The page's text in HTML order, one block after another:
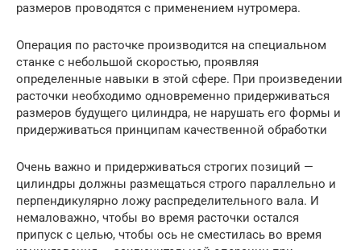
размеров проводятся с применением нутромера.
Операция по расточке производится на специальном
станке с небольшой скоростью, проявляя
определенные навыки в этой сфере. При произведении
расточки необходимо одновременно придерживаться
размеров будущего цилиндра, не нарушать его формы и
придерживаться принципам качественной обработки
Очень важно и придерживаться строгих позиций —
цилиндры должны размещаться строго параллельно и
перпендикулярно ложу распределительного вала. И
немаловажно, чтобы во время расточки остался
припуск с целью, чтобы ось не сместилась во время